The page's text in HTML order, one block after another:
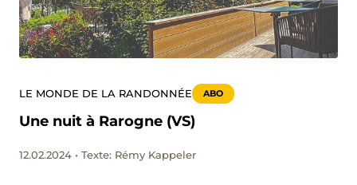
LE MONDE DE LA RANDONNÉE ABO
Une nuit à Rarogne (VS)
12.02.2024 • Texte: Rémy Kappeler